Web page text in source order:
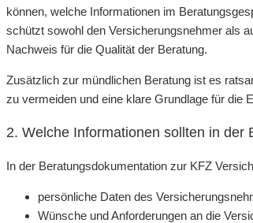
können, welche Informationen im
schützt sowohl den Versicherungsnehmer als
Nachweis für die Qualität der Beratung.
Zusätzlich zur mündlichen Beratung ist es
zu vermeiden und eine klare Grundlage für die
2. Welche Informationen sollten in der
In der Beratungsdokumentation zur KFZ
persönliche Daten des
Wünsche und Anforderungen an die